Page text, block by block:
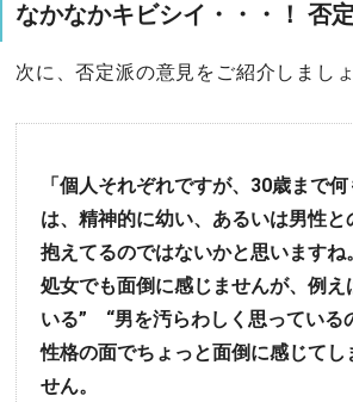
なかなかキビシイ・・・！ 否
次に、否定派の意見をご紹介しましょ
「個人それぞれですが、30歳まで
は、精神的に幼い、あるいは男性と
抱えてるのではないかと思いますね
処女でも面倒に感じませんが、例え
いる” “男を汚らわしく思っている
性格の面でちょっと面倒に感じてし
せん。